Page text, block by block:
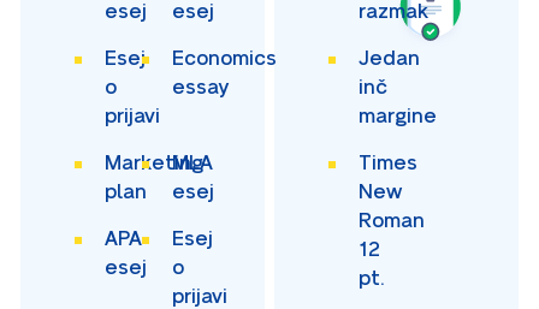
esej
esej
Esej
o
prijavi
Economics
essay
Marketing
plan
MLA
esej
APA
esej
Esej
o
prijavi
razmak
Jedan
inč
margine
Times
New
Roman
12
pt.